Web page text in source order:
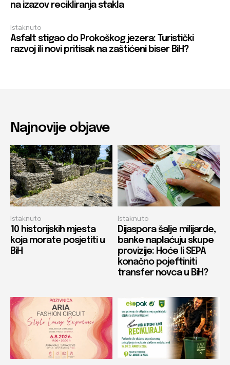
na izazov recikliranja stakla
Istaknuto
Asfalt stigao do Prokoškog jezera: Turistički
razvoj ili novi pritisak na zaštićeni biser BiH?
Najnovije objave
Istaknuto
10 historijskih mjesta
koja morate posjetiti u
BiH
Istaknuto
Dijaspora šalje milijarde,
banke naplaćuju skupe
provizije: Hoće li SEPA
konačno pojeftiniti
transfer novca u BiH?